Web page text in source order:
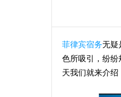
菲律宾宿务无疑
色所吸引，纷
天我们就来介绍